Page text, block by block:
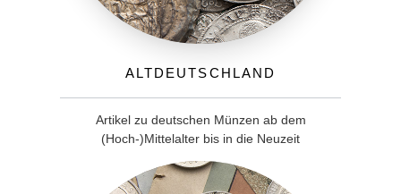
Altdeutschland
Artikel zu deutschen Münzen ab dem
(Hoch-)Mittelalter bis in die Neuzeit